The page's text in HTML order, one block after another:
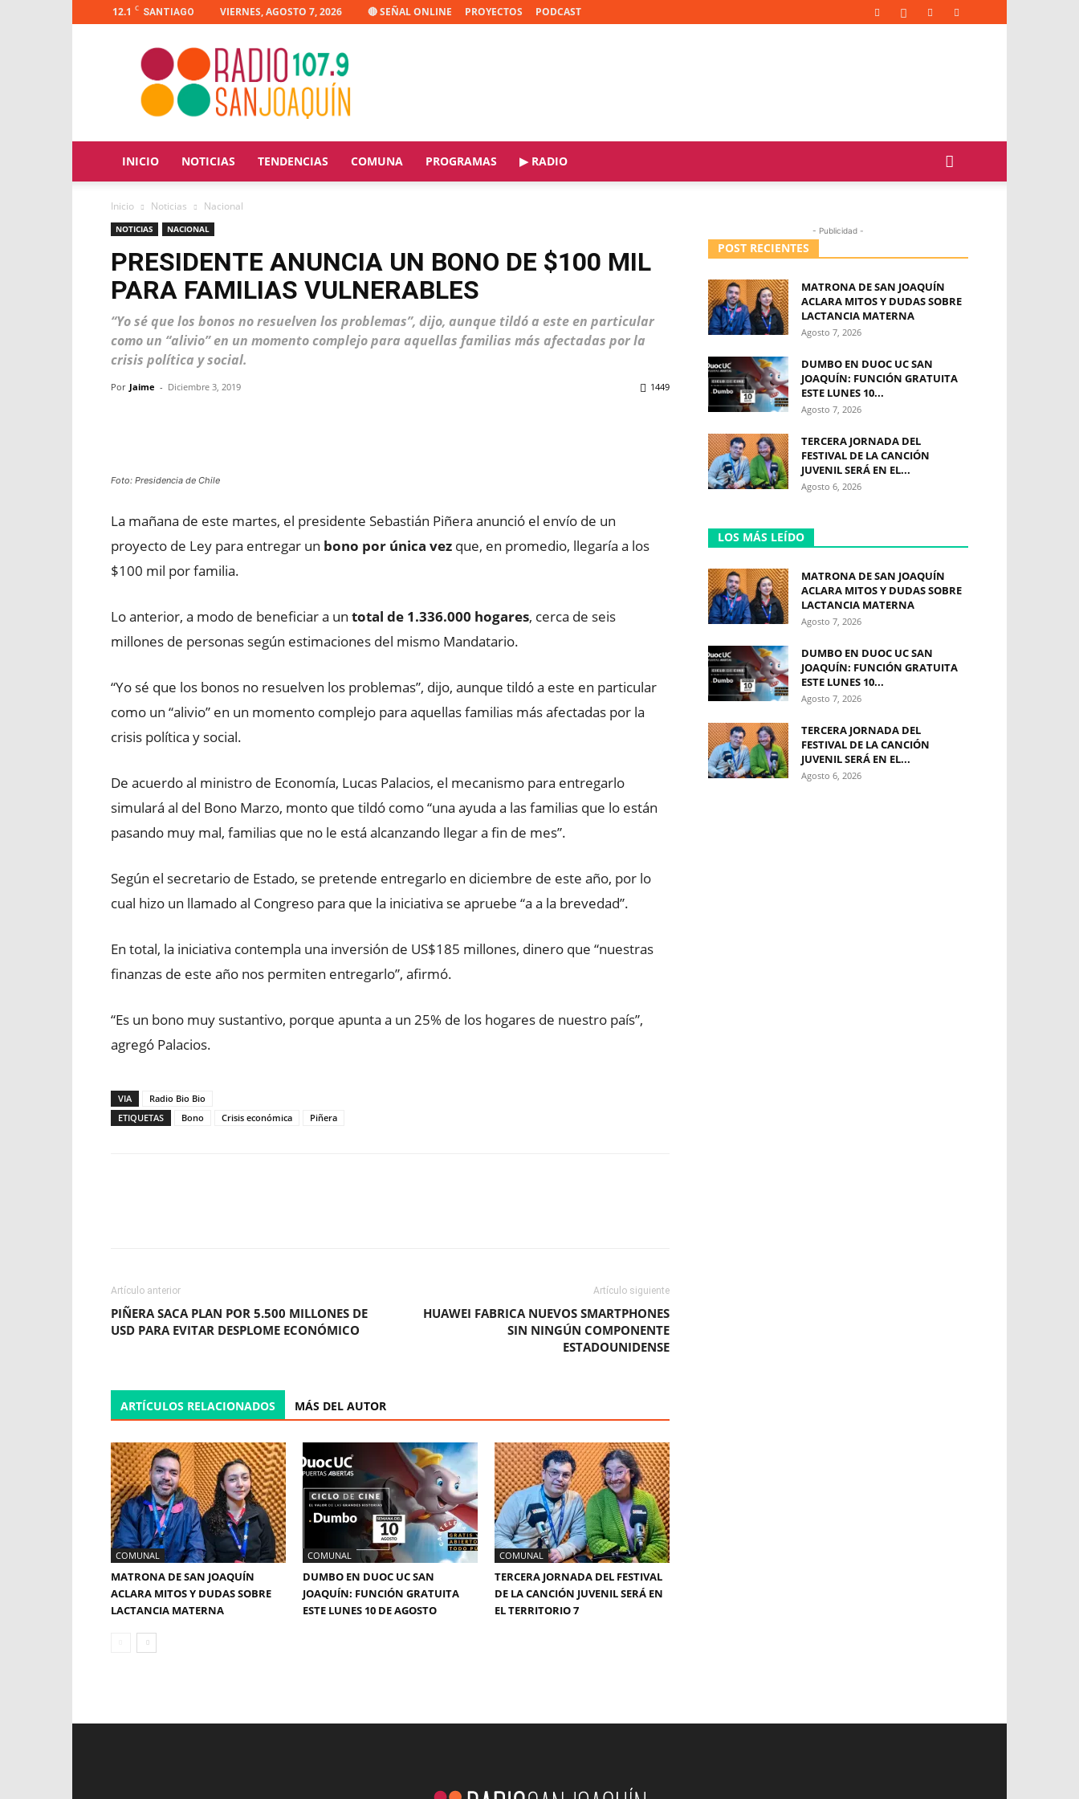
12.1 C SANTIAGO VIERNES, AGOSTO 7, 2026 🔴 SEÑAL ONLINE PROYECTOS PODCAST
Radio
Joaquín
INICIO NOTICIAS TENDENCIAS COMUNA PROGRAMAS ▶ RADIO
Inicio Noticias Nacional
NOTICIAS NACIONAL
PRESIDENTE ANUNCIA UN BONO DE $100 MIL
PARA FAMILIAS VULNERABLES
“Yo sé que los bonos no resuelven los problemas”, dijo, aunque tildó a este en particular
como un “alivio” en un momento complejo para aquellas familias más afectadas por la
crisis política y social.
Por Jaime - Diciembre 3, 2019 1449
Foto: Presidencia de Chile
La mañana de este martes, el presidente Sebastián Piñera anunció el envío de un
proyecto de Ley para entregar un bono por única vez que, en promedio, llegaría a los
$100 mil por familia.
Lo anterior, a modo de beneficiar a un total de 1.336.000 hogares, cerca de seis
millones de personas según estimaciones del mismo Mandatario.
“Yo sé que los bonos no resuelven los problemas”, dijo, aunque tildó a este en particular
como un “alivio” en un momento complejo para aquellas familias más afectadas por la
crisis política y social.
De acuerdo al ministro de Economía, Lucas Palacios, el mecanismo para entregarlo
simulará al del Bono Marzo, monto que tildó como “una ayuda a las familias que lo están
pasando muy mal, familias que no le está alcanzando llegar a fin de mes”.
Según el secretario de Estado, se pretende entregarlo en diciembre de este año, por lo
cual hizo un llamado al Congreso para que la iniciativa se apruebe “a a la brevedad”.
En total, la iniciativa contempla una inversión de US$185 millones, dinero que “nuestras
finanzas de este año nos permiten entregarlo”, afirmó.
“Es un bono muy sustantivo, porque apunta a un 25% de los hogares de nuestro país”,
agregó Palacios.
VIA
Radio Bio Bio
ETIQUETAS
Bono Crisis económica Piñera
Artículo anterior
PIÑERA SACA PLAN POR 5.500 MILLONES DE
USD PARA EVITAR DESPLOME ECONÓMICO
Artículo siguiente
HUAWEI FABRICA NUEVOS SMARTPHONES
SIN NINGÚN COMPONENTE
ESTADOUNIDENSE
ARTÍCULOS RELACIONADOS MÁS DEL AUTOR
COMUNAL
MATRONA DE SAN JOAQUÍN
ACLARA MITOS Y DUDAS SOBRE
LACTANCIA MATERNA
COMUNAL
DUMBO EN DUOC UC SAN
JOAQUÍN: FUNCIÓN GRATUITA
ESTE LUNES 10 DE AGOSTO
COMUNAL
TERCERA JORNADA DEL FESTIVAL
DE LA CANCIÓN JUVENIL SERÁ EN
EL TERRITORIO 7
- Publicidad -
POST RECIENTES
MATRONA DE SAN JOAQUÍN
ACLARA MITOS Y DUDAS SOBRE
LACTANCIA MATERNA
Agosto 7, 2026
DUMBO EN DUOC UC SAN
JOAQUÍN: FUNCIÓN GRATUITA
ESTE LUNES 10...
Agosto 7, 2026
TERCERA JORNADA DEL
FESTIVAL DE LA CANCIÓN
JUVENIL SERÁ EN EL...
Agosto 6, 2026
LOS MÁS LEÍDO
MATRONA DE SAN JOAQUÍN
ACLARA MITOS Y DUDAS SOBRE
LACTANCIA MATERNA
Agosto 7, 2026
DUMBO EN DUOC UC SAN
JOAQUÍN: FUNCIÓN GRATUITA
ESTE LUNES 10...
Agosto 7, 2026
TERCERA JORNADA DEL
FESTIVAL DE LA CANCIÓN
JUVENIL SERÁ EN EL...
Agosto 6, 2026